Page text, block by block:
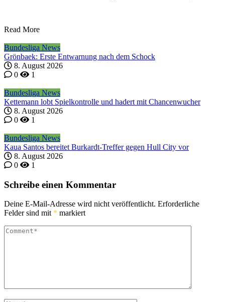
Read More
Bundesliga News
Grönbaek: Erste Entwarnung nach dem Schock
8. August 2026
0
1
Bundesliga News
Kettemann lobt Spielkontrolle und hadert mit Chancenwucher
8. August 2026
0
1
Bundesliga News
Kaua Santos bereitet Burkardt-Treffer gegen Hull City vor
8. August 2026
0
1
Schreibe einen Kommentar
Deine E-Mail-Adresse wird nicht veröffentlicht. Erforderliche
Felder sind mit * markiert